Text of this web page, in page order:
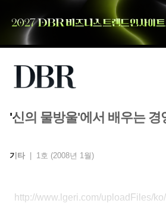
'신의 물방울'에서 배우는 경
기타 1호 (2008년 1월)
http://www.lgeri.com/uploadFiles/